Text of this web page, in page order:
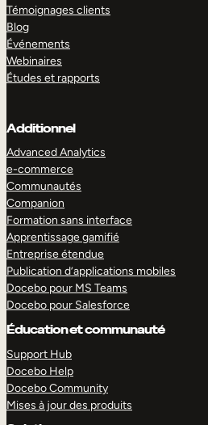
Témoignages clients
Blog
Événements
Webinaires
Études et rapports
Additionnel
Advanced Analytics
e-commerce
Communautés
Companion
Formation sans interface
Apprentissage gamifié
Entreprise étendue
Publication d’applications mobiles
Docebo pour MS Teams
Docebo pour Salesforce
Éducation et communauté
Support Hub
Docebo Help
Docebo Community
Mises à jour des produits